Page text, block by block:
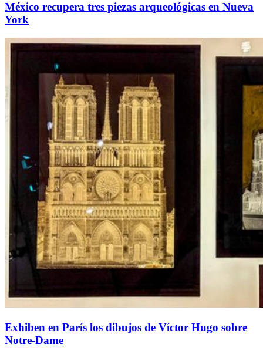
México recupera tres piezas arqueológicas en Nueva
York
Exhiben en París los dibujos de Víctor Hugo sobre
Notre-Dame